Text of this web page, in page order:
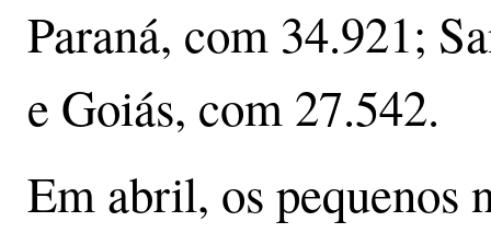
Paraná, com 34.921;
e Goiás, com 27.542.
Em abril, os pequenos